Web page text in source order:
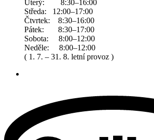
Úterý: 8:30–16:00
Středa: 12:00–17:00
Čtvrtek: 8:30–16:00
Pátek: 8:30–17:00
Sobota: 8:00–12:00
Neděle: 8:00–12:00
( 1. 7. – 31. 8. letní provoz )